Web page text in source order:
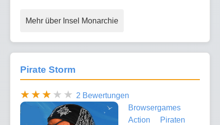
Mehr über Insel Monarchie
Pirate Storm
2 Bewertungen
Browsergames
Action
Piraten